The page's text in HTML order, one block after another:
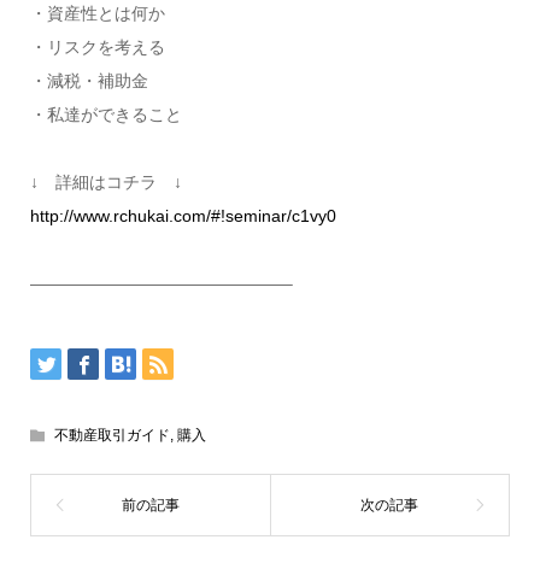
・資産性とは何か
・リスクを考える
・減税・補助金
・私達ができること
↓ 詳細はコチラ ↓
http://www.rchukai.com/#!seminar/c1vy0
———————————————–
不動産取引ガイド, 購入